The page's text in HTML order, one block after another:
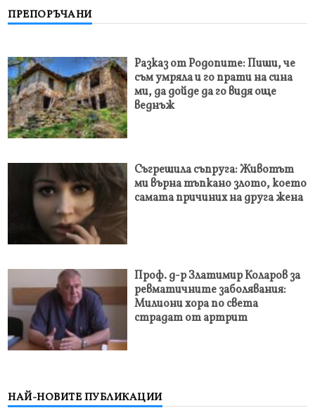
ПРЕПОРЪЧАНИ
Разказ от Родопите: Пиши, че
съм умряла и го прати на сина
ми, да дойде да го видя още
веднъж
Съгрешила съпруга: Животът
ми върна тъпкано злото, което
самата причиних на друга жена
Проф. д-р Златимир Коларов за
ревматичните заболявания:
Милиони хора по света
страдат от артрит
НАЙ-НОВИТЕ ПУБЛИКАЦИИ